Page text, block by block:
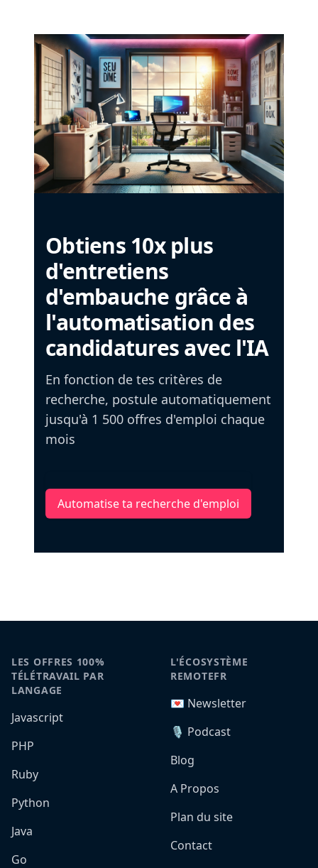
Obtiens 10x plus
d'entretiens
d'embauche grâce à
l'automatisation des
candidatures avec l'IA
En fonction de tes critères de
recherche, postule automatiquement
jusqu'à 1 500 offres d'emploi chaque
mois
Automatise ta recherche d'emploi
LES OFFRES 100%
TÉLÉTRAVAIL PAR
LANGAGE
Javascript
PHP
Ruby
Python
Java
Go
L'ÉCOSYSTÈME
REMOTEFR
💌 Newsletter
🎙️ Podcast
Blog
A Propos
Plan du site
Contact